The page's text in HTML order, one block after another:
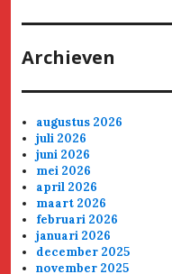
Archieven
augustus 2026
juli 2026
juni 2026
mei 2026
april 2026
maart 2026
februari 2026
januari 2026
december 2025
november 2025